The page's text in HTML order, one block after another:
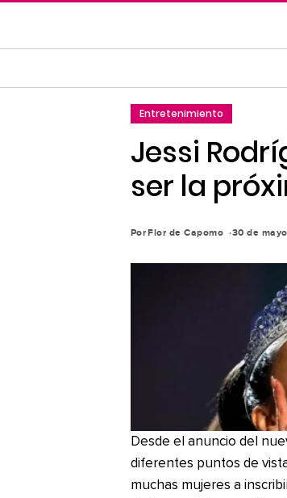
contenido
Entretenimiento
Jessi
ser la
PorFlor de Capomo 30 de
Desde el anuncio del
diferentes puntos de
muchas mujeres a